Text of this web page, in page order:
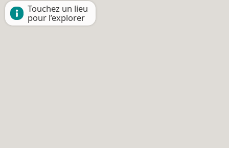
Touchez un lieu
pour l’explorer